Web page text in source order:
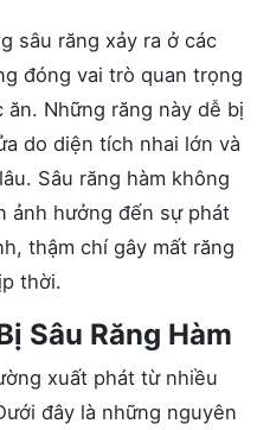
sâu răng xảy ra ở các
đóng vai trò quan trọng
Những răng này dễ bị
do diện tích nhai lớn và
Sâu răng hàm không
ảnh hưởng đến sự phát
thậm chí gây mất răng
thời.
Sâu Răng Hàm
xuất phát từ nhiều
đây là những nguyên